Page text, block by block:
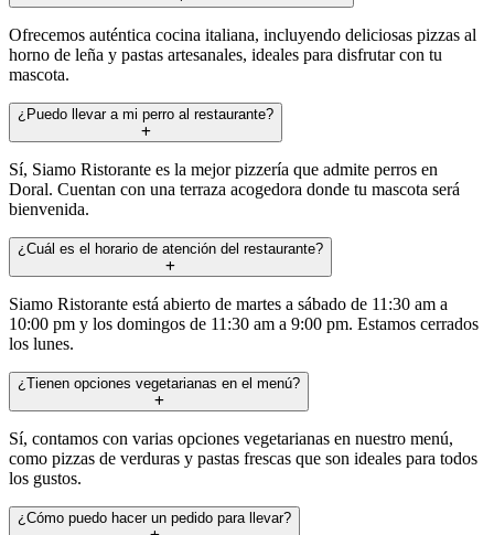
Ofrecemos auténtica cocina italiana, incluyendo deliciosas pizzas al
horno de leña y pastas artesanales, ideales para disfrutar con tu
mascota.
¿Puedo llevar a mi perro al restaurante?
Sí, Siamo Ristorante es la mejor pizzería que admite perros en
Doral. Cuentan con una terraza acogedora donde tu mascota será
bienvenida.
¿Cuál es el horario de atención del restaurante?
Siamo Ristorante está abierto de martes a sábado de 11:30 am a
10:00 pm y los domingos de 11:30 am a 9:00 pm. Estamos cerrados
los lunes.
¿Tienen opciones vegetarianas en el menú?
Sí, contamos con varias opciones vegetarianas en nuestro menú,
como pizzas de verduras y pastas frescas que son ideales para todos
los gustos.
¿Cómo puedo hacer un pedido para llevar?